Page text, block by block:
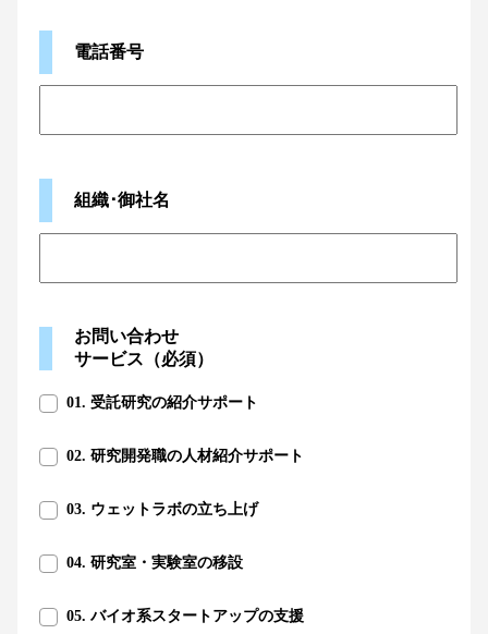
電話番号
組織･御社名
お問い合わせ
サービス（必須）
01. 受託研究の紹介サポート
02. 研究開発職の人材紹介サポート
03. ウェットラボの立ち上げ
04. 研究室・実験室の移設
05. バイオ系スタートアップの支援